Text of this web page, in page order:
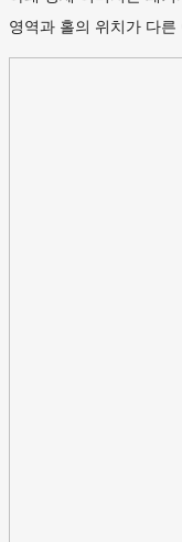
영역과 홀의 위치가 다른